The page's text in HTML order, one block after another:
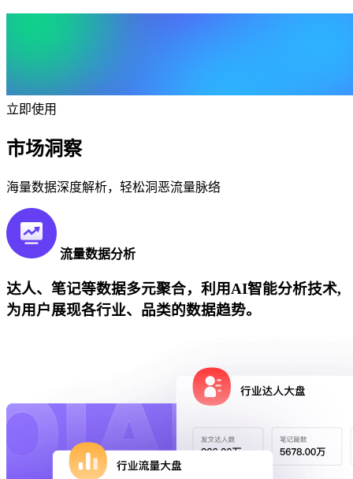
立即使用
市场洞察
海量数据深度解析，轻松洞恶流量脉络
流量数据分析
达人、笔记等数据多元聚合，利用AI智能分析技术,
为用户展现各行业、品类的数据趋势。